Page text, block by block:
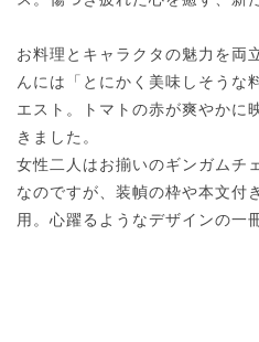
お料理とキャラクタの魅力を両
んには「とにかく美味しそうな
エスト。トマトの赤が爽やかに
きました。
女性二人はお揃いのギンガムチ
なのですが、装幀の枠や本文付
用。心躍るようなデザインの一